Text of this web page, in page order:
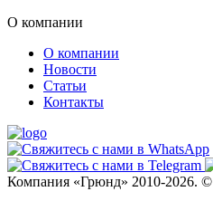
О компании
О компании
Новости
Статьи
Контакты
Компания «Грюнд» 2010-2026. ©